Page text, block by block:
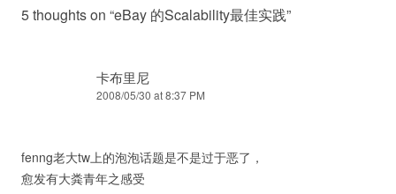
5 thoughts on “eBay 的Scalability最佳实践”
卡布里尼
2008/05/30 at 8:37 PM
fenng老大tw上的泡泡话题是不是过于恶了，
愈发有大粪青年之感受